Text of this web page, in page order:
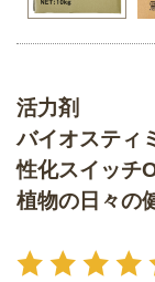
活力剤
バイオスティ
性化スイッチ
植物の日々の